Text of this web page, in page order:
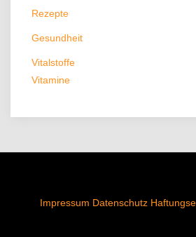
Rezepte
Gesundheit
Vitalstoffe
Vitamine
Impressum Datenschutz